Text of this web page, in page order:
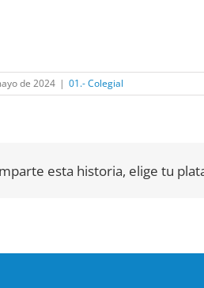
de 2024 | 01.- Colegial
esta historia, elige tu